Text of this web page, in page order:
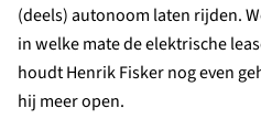
(deels) autonoom laten rijden.
in welke mate de elektrische
houdt Henrik Fisker nog even
hij meer open.